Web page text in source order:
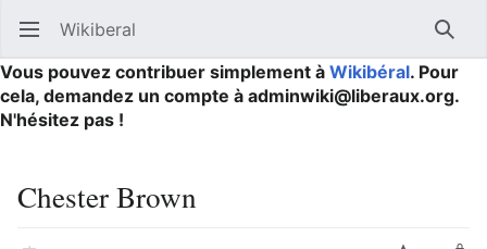
Ouvrir le menu principal Wikiberal
Vous pouvez contribuer simplement à Wikibéral. Pour
cela, demandez un compte à adminwiki@liberaux.org.
N'hésitez pas !
Chester Brown